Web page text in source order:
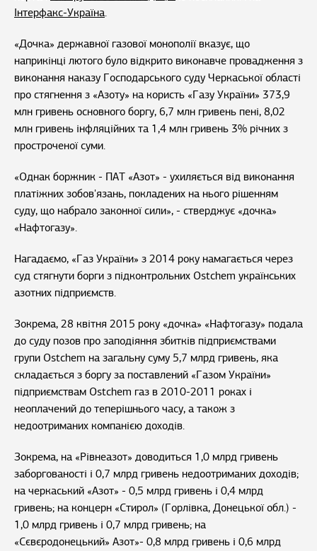
Інтерфакс-Україна.
«Дочка» державної газової монополії вказує, що
наприкінці лютого було відкрито виконавче провадження з
виконання наказу Господарського суду Черкаської області
про стягнення з «Азоту» на користь «Газу України» 373,9
млн гривень основного боргу, 6,7 млн гривень пені, 8,02
млн гривень інфляційних та 1,4 млн гривень 3% річних з
простроченої суми.
«Однак боржник - ПАТ «Азот» - ухиляється від виконання
платіжних зобов'язань, покладених на нього рішенням
суду, що набрало законної сили», - стверджує «дочка»
«Нафтогазу».
Нагадаємо, «Газ України» з 2014 року намагається через
суд стягнути борги з підконтрольних Ostchem українських
азотних підприємств.
Зокрема, 28 квітня 2015 року «дочка» «Нафтогазу» подала
до суду позов про заподіяння збитків підприємствами
групи Ostchem на загальну суму 5,7 млрд гривень, яка
складається з боргу за поставлений «Газом України»
підприємствам Ostchem газ в 2010-2011 роках і
неоплачений до теперішнього часу, а також з
недоотриманих компанією доходів.
Зокрема, на «Рівнеазот» доводиться 1,0 млрд гривень
заборгованості і 0,7 млрд гривень недоотриманих доходів;
на черкаський «Азот» - 0,5 млрд гривень і 0,4 млрд
гривень; на концерн «Стирол» (Горлівка, Донецької обл.) -
1,0 млрд гривень і 0,7 млрд гривень; на
«Сєвєродонецький» Азот»- 0,8 млрд гривень і 0,6 млрд